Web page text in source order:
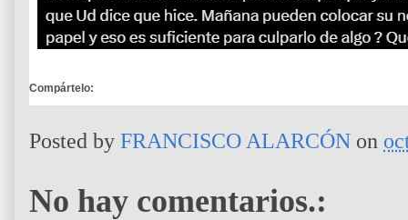
Compártelo:
Posted by FRANCISCO ALARCÓN on
No hay comentarios.: